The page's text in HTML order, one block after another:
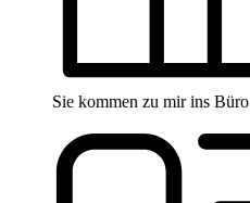
Sie kommen zu mir ins Büro